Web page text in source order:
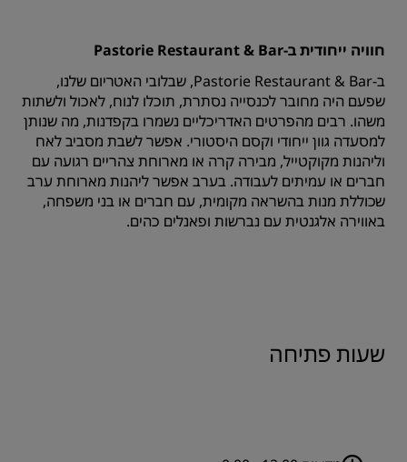
חוויה ייחודית ב-Pastorie Restaurant & Bar
ב-Pastorie Restaurant & Bar, שבלובי האטריום שלנו,
שפעם היה מחובר לכנסייה נסתרת, תוכלו לנוח, לאכול ולשתות
משהו. רבים מהפרטים האדריכליים נשמרו בקפדנות, מה שנותן
למסעדה גוון ייחודי וקסם היסטורי. אפשר לשבת מסביב לאח
וליהנות מקוקטייל, מבירה קרה או מארוחת צהריים רגועה עם
חברים או עמיתים לעבודה. בערב אפשר ליהנות מארוחת ערב
שכוללת מנות בהשראה מקומית, עם חברים או בני משפחה,
באווירה אלגנטית עם נברשות ופאנלים כהים.
שעות פתיחה